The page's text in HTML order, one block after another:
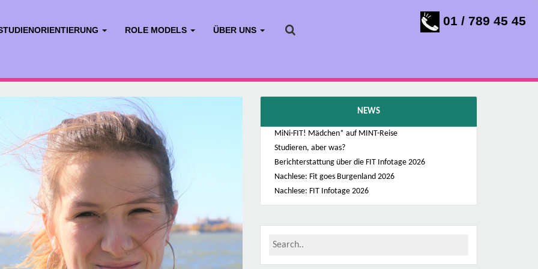
01 / 789 45 45
ROLE MODELS ÜBER UNS
NEWS
MiNi-FIT! Mädchen* auf MINT-Reise
Studieren, aber was?
Berichterstattung über die FIT Infotage 2026
Nachlese: Fit goes Burgenland 2026
Nachlese: FIT Infotage 2026